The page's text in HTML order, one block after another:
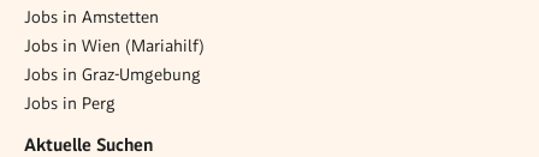
Jobs in Amstetten
Jobs in Wien (Mariahilf)
Jobs in Graz-Umgebung
Jobs in Perg
Aktuelle Suchen